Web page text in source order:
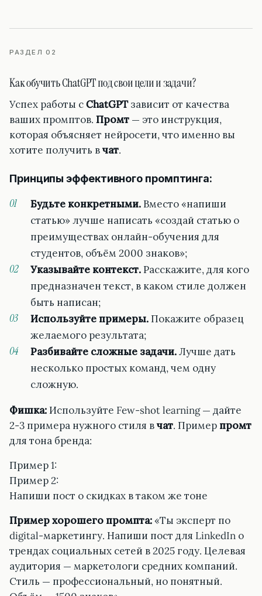
РАЗДЕЛ 02
Как обучить ChatGPT под свои цели и задачи?
Успех работы сChatGPTзависит от качества
ваших промптов. Промт — это инструкция,
которая объясняет нейросети, что именно вы
хотите получить вчат.
Принципы эффективного промптинга:
Будьте конкретными.Вместо «напиши
статью» лучше написать «создай статью о
преимуществах онлайн-обучения для
студентов, объём 2000 знаков»;
Указывайте контекст.Расскажите, для кого
предназначен текст, в каком стиле должен
быть написан;
Используйте примеры.Покажите образец
желаемого результата;
Разбивайте сложные задачи.Лучше дать
несколько простых команд, чем одну
сложную.
Фишка:Используйте Few-shot learning — дайте
2-3 примера нужного стиля вчат. Пример промт
для тона бренда:
Пример 1:
Пример 2:
Напиши пост о скидках в таком же тоне
Пример хорошего промпта:«Ты эксперт по
digital-маркетингу. Напиши пост для LinkedIn о
трендах социальных сетей в 2025 году. Целевая
аудитория — маркетологи средних компаний.
Стиль — профессиональный, но понятный.